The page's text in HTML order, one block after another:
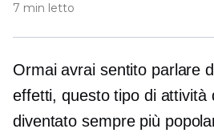
7 min letto
Ormai avrai sentito parlare
effetti, questo tipo di attività
diventato sempre più